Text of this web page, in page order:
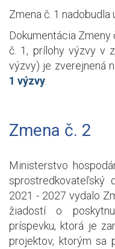
Zmena č. 1 nadobudla
Dokumentácia Zmeny
č. 1, prílohy výzvy v
výzvy) je zverejnená
1 výzvy
Zmena č. 2
Ministerstvo
sprostredkovateľský
2021 - 2027 vydalo
žiadostí o
príspevku, ktorá je
projektov, ktorým sa